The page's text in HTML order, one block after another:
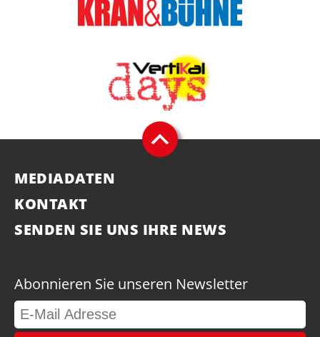
MEDIADATEN
KONTAKT
SENDEN SIE UNS IHRE NEWS
Abonnieren Sie unseren Newsletter